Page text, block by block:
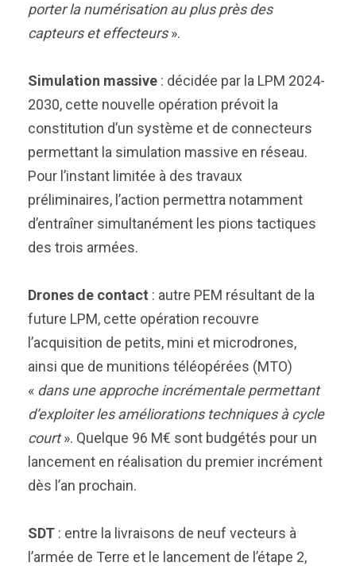
porter la numérisation au plus près des
capteurs et effecteurs».
Simulation massive : décidée par la LPM 2024-
2030, cette nouvelle opération prévoit la
constitution d’un système et de connecteurs
permettant la simulation massive en réseau.
Pour l’instant limitée à des travaux
préliminaires, l’action permettra notamment
d’entraîner simultanément les pions tactiques
des trois armées.
Drones de contact : autre PEM résultant de la
future LPM, cette opération recouvre
l’acquisition de petits, mini et microdrones,
ainsi que de munitions téléopérées (MTO)
« dans une approche incrémentale permettant
d’exploiter les améliorations techniques à cycle
court». Quelque 96 M€ sont budgétés pour un
lancement en réalisation du premier incrément
dès l’an prochain.
SDT : entre la livraisons de neuf vecteurs à
l’armée de Terre et le lancement de l’étape 2,